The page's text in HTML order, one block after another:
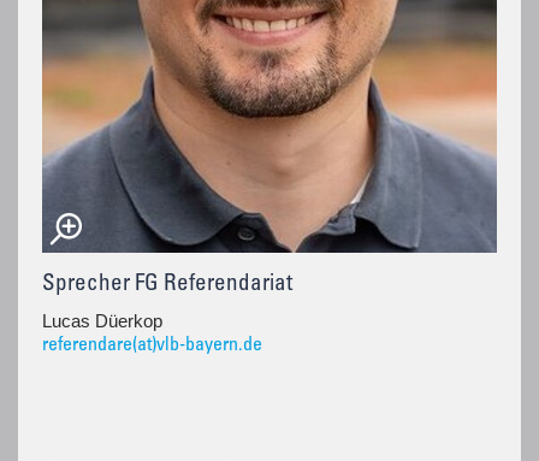
Sprecher FG Referendariat
Lucas Düerkop
referendare(at)vlb-bayern.de